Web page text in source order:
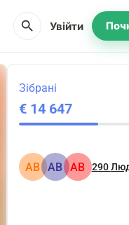
search Увійти
Зібрані
€ 14 647
АВ АВ АВ 290